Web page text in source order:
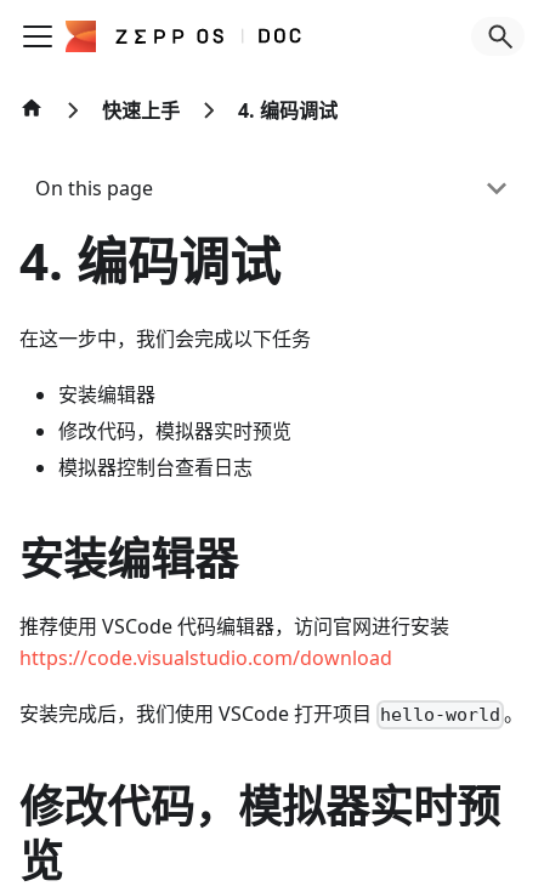
快速上手 4. 编码调试
On this page
4. 编码调试
在这一步中，我们会完成以下任务
安装编辑器
修改代码，模拟器实时预览
模拟器控制台查看日志
安装编辑器
推荐使用 VSCode 代码编辑器，访问官网进行安装
https://code.visualstudio.com/download
安装完成后，我们使用 VSCode 打开项目 hello-world 。
修改代码，模拟器实时预
览